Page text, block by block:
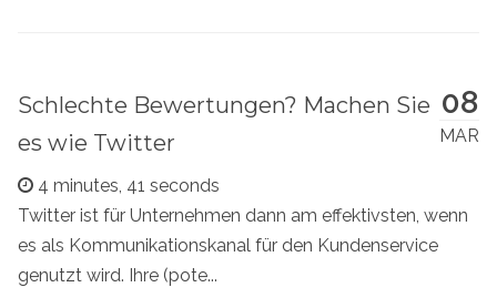
08
MAR
Schlechte Bewertungen? Machen Sie
es wie Twitter
4 minutes, 41 seconds
Twitter ist für Unternehmen dann am effektivsten, wenn
es als Kommunikationskanal für den Kundenservice
genutzt wird. Ihre (pote...